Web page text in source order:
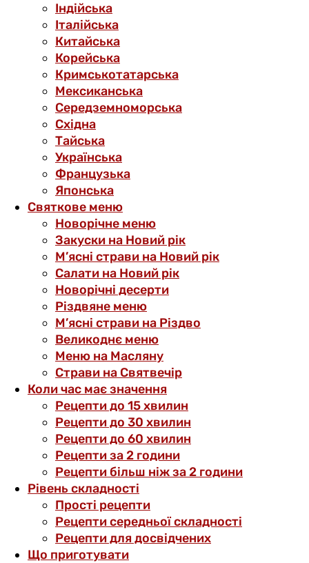
Індійська
Італійська
Китайська
Корейська
Кримськотатарська
Мексиканська
Середземноморська
Східна
Тайська
Українська
Французька
Японська
Святкове меню
Новорічне меню
Закуски на Новий рік
М’ясні страви на Новий рік
Салати на Новий рік
Новорічні десерти
Різдвяне меню
М’ясні страви на Різдво
Великоднє меню
Меню на Масляну
Страви на Святвечір
Коли час має значення
Рецепти до 15 хвилин
Рецепти до 30 хвилин
Рецепти до 60 хвилин
Рецепти за 2 години
Рецепти більш ніж за 2 години
Рівень складності
Прості рецепти
Рецепти середньої складності
Рецепти для досвідчених
Що приготувати